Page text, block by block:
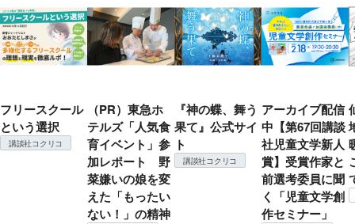
フリースクール
という選択
講談社コクリコ
（PR）東急ホ
テルズ「人気食
育イベント」参
加レポート 野
菜嫌いの娘を変
えた「もったい
ない！」の精神
『神の蝶、舞う
果て』公式サイ
ト
講談社コクリコ
アーカイブ配信
中【第67回講談
社児童文学新人
賞】受賞作家と
前選考委員に聞
く「児童文学創
作セミナー」